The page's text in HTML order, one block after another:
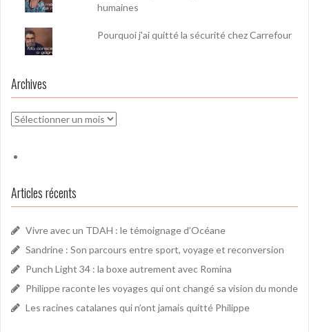
humaines
Pourquoi j'ai quitté la sécurité chez Carrefour
Archives
Archives
Articles récents
Vivre avec un TDAH : le témoignage d’Océane
Sandrine : Son parcours entre sport, voyage et reconversion
Punch Light 34 : la boxe autrement avec Romina
Philippe raconte les voyages qui ont changé sa vision du monde
Les racines catalanes qui n’ont jamais quitté Philippe